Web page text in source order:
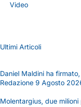
Video
Ultimi Articoli
Daniel Maldini ha
Redazione 9 Agosto
Molentargius, due